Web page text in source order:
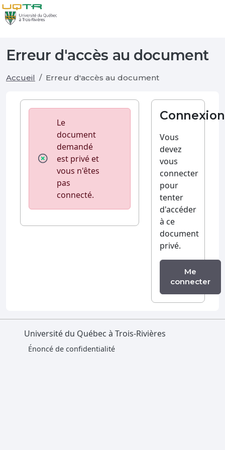
Erreur d'accès au document
Accueil Erreur d'accès au document
Le
document
demandé
est privé et
vous n'êtes
pas
connecté.
Connexion
Vous
devez
vous
connecter
pour
tenter
d'accéder
à ce
document
privé.
Me
connecter
Université du Québec à Trois-Rivières
Énoncé de confidentialité